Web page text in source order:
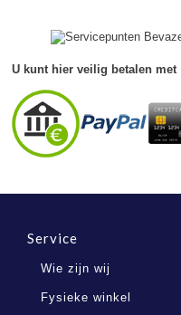
U kunt hier veilig betalen met
Service
Wie zijn wij
Fysieke winkel